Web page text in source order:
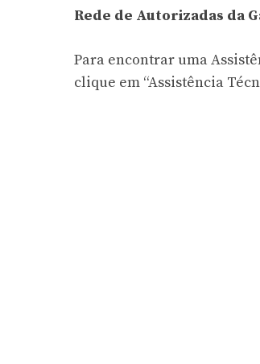
Rede de Autorizadas da
Para encontrar uma
clique em “Assistência